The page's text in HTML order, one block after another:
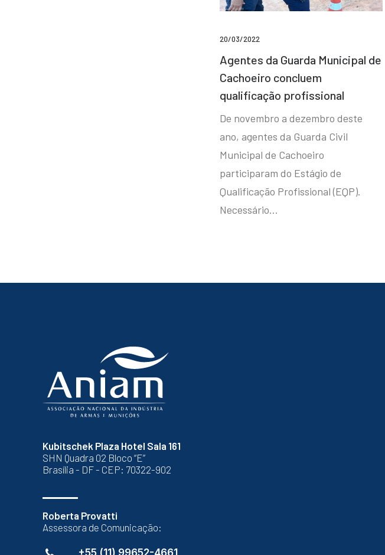
20/03/2022
Agentes da Guarda Municipal de
Cachoeiro concluem
qualificação profissional
De novembro a dezembro deste
ano, agentes da Guarda Civil
Municipal de Cachoeiro
participaram do Estágio de
Qualificação Profissional (EQP).
Necessário…
Kubitschek Plaza Hotel Sala 161
SHN Quadra 02 Bloco “E”
Brasília - DF - CEP: 70322-902
Roberta Provatti
Assessora de Comunicação:
+55 (11) 99652-4661